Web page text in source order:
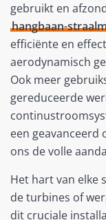
gebruikt en
hangbaan-
efficiënte en
aerodynamisch
Ook meer
gereduceerde
een geavanceerd
ons de volle
Het hart van elke
de turbines of
dit cruciale